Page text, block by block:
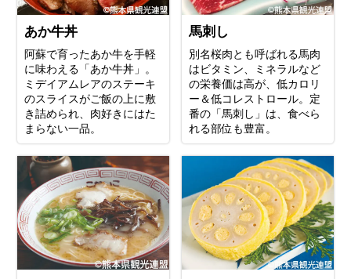
あか牛丼
阿蘇で育ったあか牛を手軽
に味わえる「あか牛丼」。
ミデイアムレアのステーキ
のスライスがご飯の上に敷
き詰められ、肉好きにはた
まらない一品。
馬刺し
別名桜肉とも呼ばれる馬肉
はビタミン、ミネラルなど
の栄養価は高が、低カロリ
ー＆低コレストロール。定
番の「馬刺し」は、食べら
れる部位も豊富。